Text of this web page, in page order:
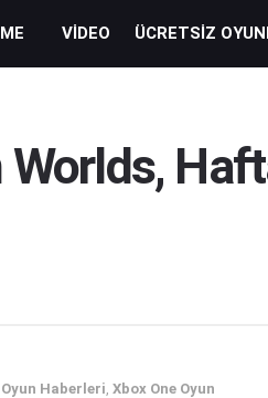
VIDEO ÜCRETSIZ
Worlds,
Oyun Haberleri, Xbox One Oyun